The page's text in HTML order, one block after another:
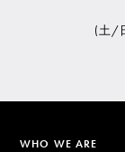
(土/
WHO WE ARE